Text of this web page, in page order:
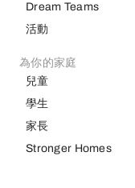
Dream Teams
活動
為你的家庭
兒童
學生
家長
Stronger Homes